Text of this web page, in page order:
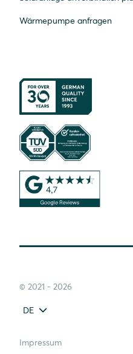
Wärmepumpe anfragen
© 2021 - 2026
DE
Impressum